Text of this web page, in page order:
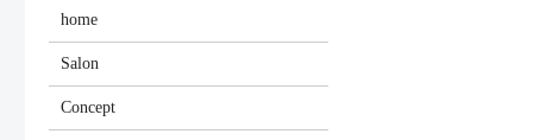
home
Salon
Concept